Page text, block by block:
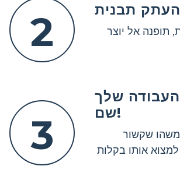
2
תופנה אל יוצר
3
העבודה שלך
שם!
שקשור
אותו בקלות